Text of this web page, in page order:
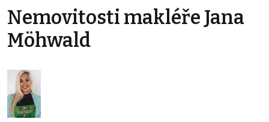
Nemovitosti makléře Jana
Möhwald